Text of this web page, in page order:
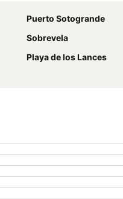
Puerto Sotogrande
Sobrevela
Playa de los Lances